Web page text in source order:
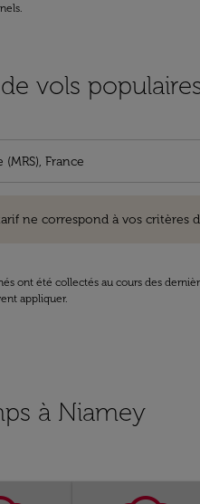
vols
ne correspond à vos critères
ont été collectés au cours des
appliquer.
à Niamey